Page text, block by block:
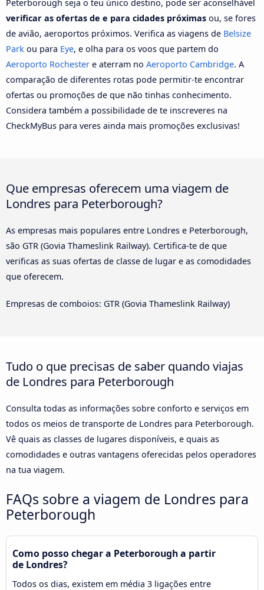
Peterborough seja o teu único destino, pode ser aconselhável
verificar as ofertas de e para cidades próximas ou, se fores
de avião, aeroportos próximos. Verifica as viagens de Belsize
Park ou para Eye, e olha para os voos que partem do
Aeroporto Rochester e aterram no Aeroporto Cambridge. A
comparação de diferentes rotas pode permitir-te encontrar
ofertas ou promoções de que não tinhas conhecimento.
Considera também a possibilidade de te inscreveres na
CheckMyBus para veres ainda mais promoções exclusivas!
Que empresas oferecem uma viagem de
Londres para Peterborough?
As empresas mais populares entre Londres e Peterborough,
são GTR (Govia Thameslink Railway). Certifica-te de que
verificas as suas ofertas de classe de lugar e as comodidades
que oferecem.
Empresas de comboios: GTR (Govia Thameslink Railway)
Tudo o que precisas de saber quando viajas
de Londres para Peterborough
Consulta todas as informações sobre conforto e serviços em
todos os meios de transporte de Londres para Peterborough.
Vê quais as classes de lugares disponíveis, e quais as
comodidades e outras vantagens oferecidas pelos operadores
na tua viagem.
FAQs sobre a viagem de Londres para
Peterborough
Como posso chegar a Peterborough a partir
de Londres?
Todos os dias, existem em média 3 ligações entre